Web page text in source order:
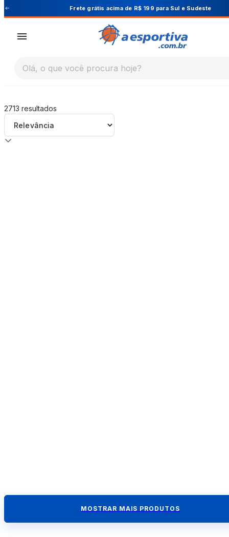
A Esportiva Cupom PRIMEIRA10 para 10% OFF na 1ª
Olá, o que você procura hoje?
2713 resultados
MOSTRAR MAIS PRODUTOS